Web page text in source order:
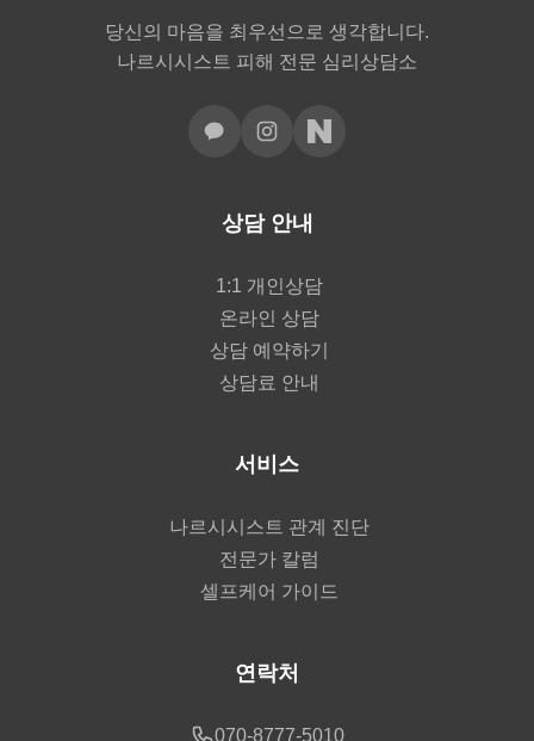
당신의 마음을 최우선으로 생각합니다.
나르시시스트 피해 전문 심리상담소
상담 안내
1:1 개인상담
온라인 상담
상담 예약하기
상담료 안내
서비스
나르시시스트 관계 진단
전문가 칼럼
셀프케어 가이드
연락처
070-8777-5010